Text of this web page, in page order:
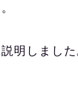
明しまし